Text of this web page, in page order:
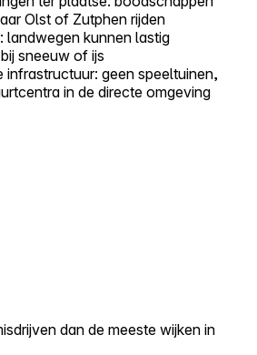
Olst of Zutphen rijden
landwegen kunnen lastig
sneeuw of ijs
infrastructuur: geen speeltuinen,
in de directe omgeving
dan de meeste wijken in